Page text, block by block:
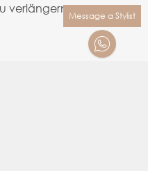
verlängern.
Message a Stylist